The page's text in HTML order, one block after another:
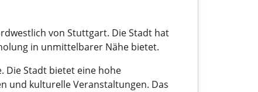
von Stuttgart. Die Stadt hat
in unmittelbarer Nähe bietet.
Die Stadt bietet eine hohe
und kulturelle Veranstaltungen. Das